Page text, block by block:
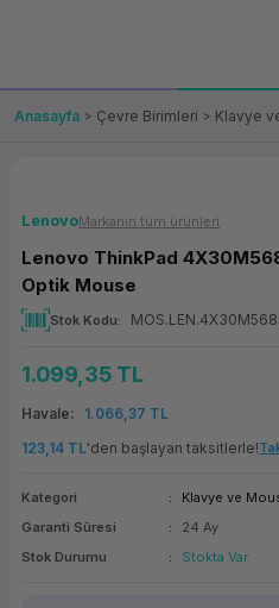
(Firewall)
Bileşenleri
Makinesi
Makinesi
Çözümleri
Bağlantı
Yedekleme
Ürünler
Paketi
Anasayfa Çevre Birimleri Klavye
LenovoMarkanın tüm ürünleri
Lenovo ThinkPad
Optik Mouse
Stok Kodu
1.099,35 TL
Havale
1.066,37 TL
123,14 TL'den başlayan taksitlerle!
Kategori
Klavye ve
Garanti Süresi
24 Ay
Stok Durumu
Stokta Var